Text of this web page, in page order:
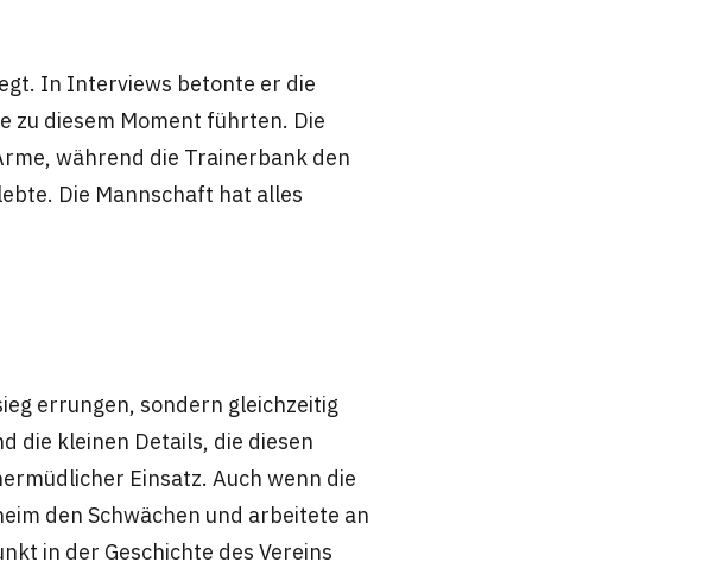
In Interviews betonte er die
zu diesem Moment führten. Die
während die Trainerbank den
Die Mannschaft hat alles
errungen, sondern gleichzeitig
die kleinen Details, die diesen
Einsatz. Auch wenn die
den Schwächen und arbeitete an
in der Geschichte des Vereins